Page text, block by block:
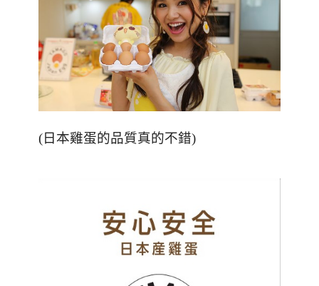
(日本雞蛋的品質真的不錯)